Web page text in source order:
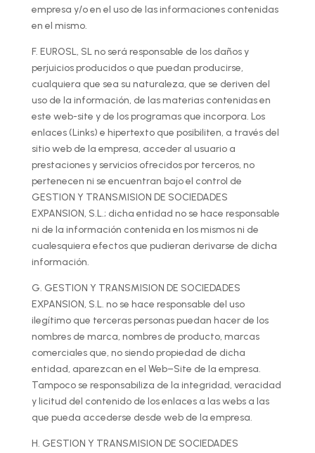
empresa y/o en el uso de las informaciones contenidas
en el mismo.
F. EUROSL, SL no será responsable de los daños y
perjuicios producidos o que puedan producirse,
cualquiera que sea su naturaleza, que se deriven del
uso de la información, de las materias contenidas en
este web-site y de los programas que incorpora. Los
enlaces (Links) e hipertexto que posibiliten, a través del
sitio web de la empresa, acceder al usuario a
prestaciones y servicios ofrecidos por terceros, no
pertenecen ni se encuentran bajo el control de
GESTION Y TRANSMISION DE SOCIEDADES
EXPANSION, S.L.; dicha entidad no se hace responsable
ni de la información contenida en los mismos ni de
cualesquiera efectos que pudieran derivarse de dicha
información.
G. GESTION Y TRANSMISION DE SOCIEDADES
EXPANSION, S.L. no se hace responsable del uso
ilegítimo que terceras personas puedan hacer de los
nombres de marca, nombres de producto, marcas
comerciales que, no siendo propiedad de dicha
entidad, aparezcan en el Web–Site de la empresa.
Tampoco se responsabiliza de la integridad, veracidad
y licitud del contenido de los enlaces a las webs a las
que pueda accederse desde web de la empresa.
H. GESTION Y TRANSMISION DE SOCIEDADES